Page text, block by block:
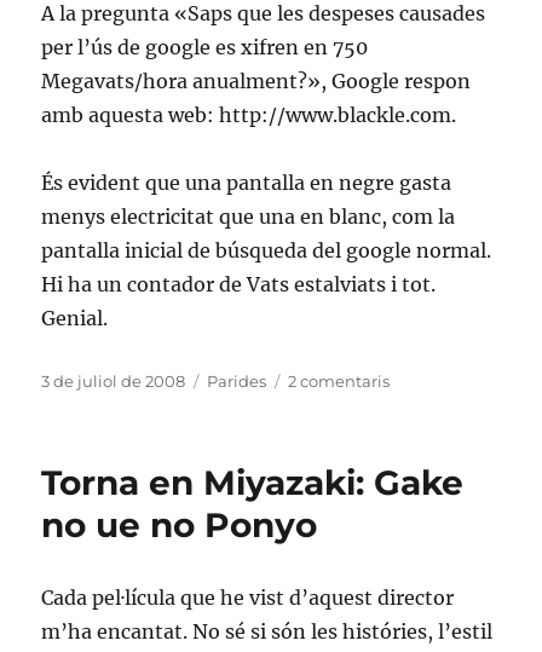
A la pregunta «Saps que les despeses causades
per l’ús de google es xifren en 750
Megavats/hora anualment?», Google respon
amb aquesta web: http://www.blackle.com.
És evident que una pantalla en negre gasta
menys electricitat que una en blanc, com la
pantalla inicial de búsqueda del google normal.
Hi ha un contador de Vats estalviats i tot.
Genial.
Publicat
3 de juliol de 2008 Categories
Parides 2 comentarisa
Torna en Miyazaki: Gake
no ue no Ponyo
Cada pel·lícula que he vist d’aquest director
m’ha encantat. No sé si són les históries, l’estil